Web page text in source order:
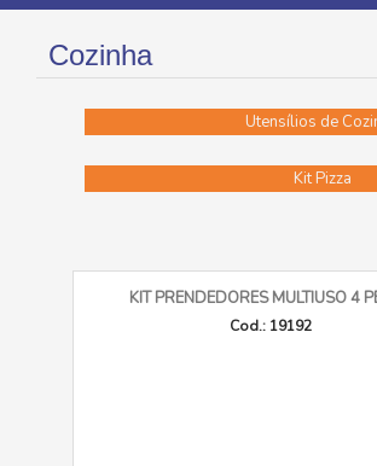
Cozinha
Utensílios de
Kit Pizza
KIT PRENDEDORES MULTIUSO 4
Cod.: 19192